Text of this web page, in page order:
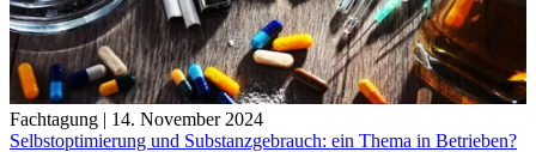
Fachtagung | 14. November 2024
Selbstoptimierung und Substanzgebrauch: ein Thema in Betrieben?